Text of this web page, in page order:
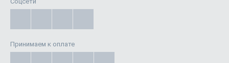
Принимаем к оплате